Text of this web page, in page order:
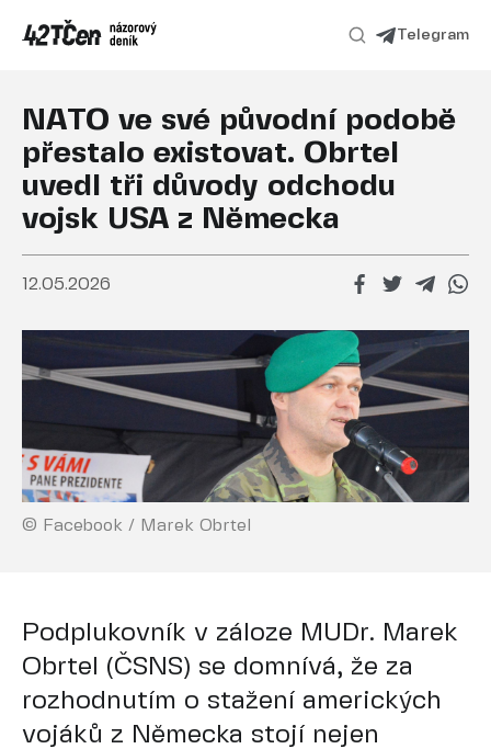
Telegram
NATO ve své původní podobě
přestalo existovat. Obrtel
uvedl tři důvody odchodu
vojsk USA z Německa
12.05.2026
© Facebook / Marek Obrtel
Podplukovník v záloze MUDr. Marek
Obrtel (ČSNS) se domnívá, že za
rozhodnutím o stažení amerických
vojáků z Německa stojí nejen